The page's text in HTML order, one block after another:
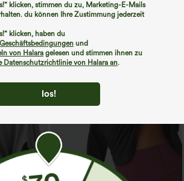
klicken, stimmen du zu, Marketing-E-Mails
du können Ihre Zustimmung jederzeit
klicken, haben du
und
von Halara gelesen und stimmen ihnen zu
Datenschutzrichtlinie von Halara an.
los!
+5